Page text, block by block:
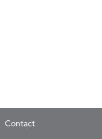
Contact